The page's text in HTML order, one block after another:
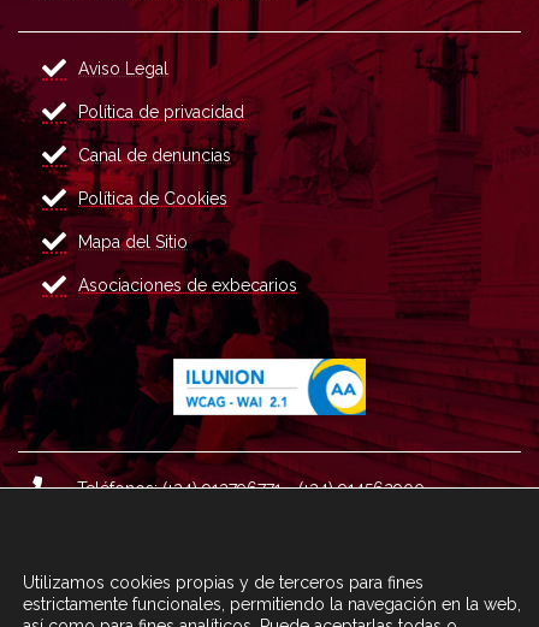
Aviso Legal
Política de privacidad
Canal de denuncias
Política de Cookies
Mapa del Sitio
Asociaciones de exbecarios
Teléfonos: (+34) 913796771 - (+34) 914562900
Correo : informacion@fundacioncarolina.es
Utilizamos cookies propias y de terceros para fines
estrictamente funcionales, permitiendo la navegación en la web,